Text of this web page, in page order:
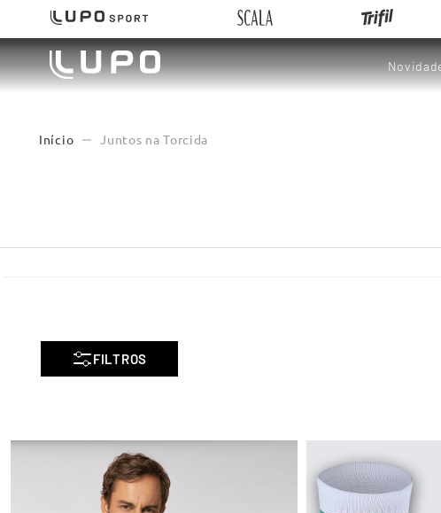
Juntos na Torcida